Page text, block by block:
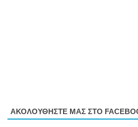
ΑΚΟΛΟΥΘΗΣΤΕ ΜΑΣ ΣΤΟ